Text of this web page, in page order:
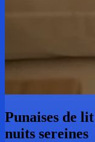
Punaises de
nuits sereines